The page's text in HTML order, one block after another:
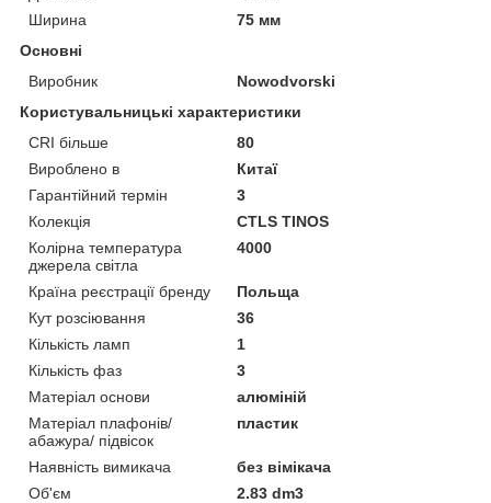
Ширина
75 мм
Основні
Виробник
Nowodvorski
Користувальницькі характеристики
CRI більше
80
Вироблено в
Китаї
Гарантійний термін
3
Колекція
CTLS TINOS
Колірна температура
джерела світла
4000
Країна реєстрації бренду
Польща
Кут розсіювання
36
Кількість ламп
1
Кількість фаз
3
Матеріал основи
алюміній
Матеріал плафонів/
абажура/ підвісок
пластик
Наявність вимикача
без вімікача
Об'єм
2.83 dm3